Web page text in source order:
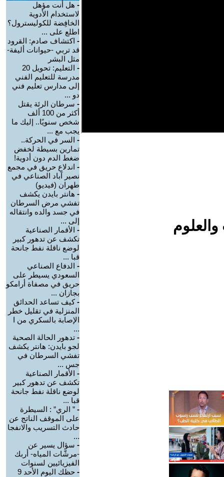
- هل أنت مؤهل
لاستخدام الأدوية
الخافِضة للكوليسترول؟
اطلع على ...
- اكتشاف صادم: القرود
قد تربي -حيوانات أليفة-
مثل البشر
-
التعليم: تحويل 20
مدرسة للتعليم الفني
إلى مدارس تعليم فني
دو ...
- سرطان الرئة يقتل
أكثر من 100 ألف
شخص سنويًا.. إليك ما
يجب مع ...
- السر في الحركة..
تمارين بسيطة لخفض
ضغط الدم دون أدوية!
- اندلاع حريق في مجمع
نصير آباد الصناعي في
طهران (فيديو)
- هانتر بايدن يكشف
تفشي مرض السرطان
في جسد والده وانتقاله
إلى ...
- الأقمار الصناعية
تكشف عن تدهور كبير
لوضع ناقلة نفط جانحة
قبا ...
- الدفاع الصناعي
السعودي يسيطر على
حريق في مصفاة أرامكو
بجازان ...
-كيف تساعد الحدائق
المنزلية في تقليل خطر
الإصابة بالسكري من ا
...
- تدهور الحالة الصحية
لجو بايدن: هانتر يكشف
تفشي السرطان في
جس ...
- الأقمار الصناعية
تكشف عن تدهور كبير
لوضع ناقلة نفط جانحة
قبا ...
- ” الري” : السيطرة
على الموقف الناتج عن
حادث التسريب والانفجا
...
- سؤال يسير عن
-مرشّات المياه- أربك
الفيزيائيين لسنوات
-
حظك اليوم الأحد 9